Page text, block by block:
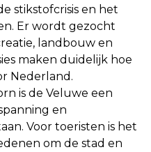
stikstofcrisis en het
Er wordt gezocht
landbouw en
maken duidelijk hoe
Nederland.
is de Veluwe een
en
Voor toeristen is het
om de stad en